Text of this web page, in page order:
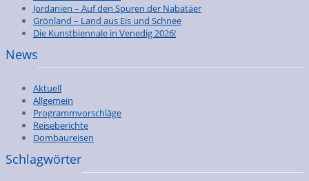
Jordanien – Auf den Spuren der Nabatäer
Grönland – Land aus Eis und Schnee
Die Kunstbiennale in Venedig 2026!
News
Aktuell
Allgemein
Programmvorschläge
Reiseberichte
Dombaureisen
Schlagwörter